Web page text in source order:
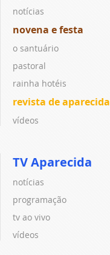
notícias
novena e festa
o santuário
pastoral
rainha hotéis
revista de aparecida
vídeos
TV Aparecida
notícias
programação
tv ao vivo
vídeos